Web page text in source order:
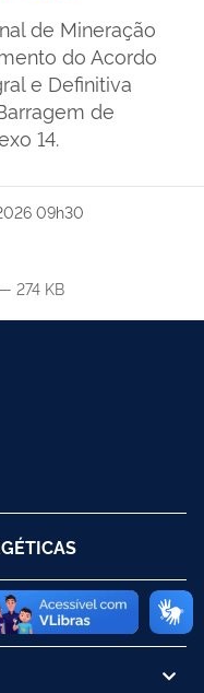
de Mineração
do Acordo
e Definitiva
de
14.
09h30
— 274 KB